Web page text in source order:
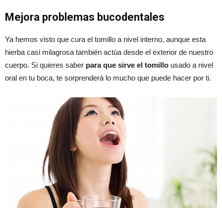
Mejora problemas bucodentales
Ya hemos visto que cura el tomillo a nivel interno, aunque esta
hierba casi milagrosa también actúa desde el exterior de nuestro
cuerpo. Si quieres saber para que sirve el tomillo usado a nivel
oral en tu boca, te sorprenderá lo mucho que puede hacer por ti.